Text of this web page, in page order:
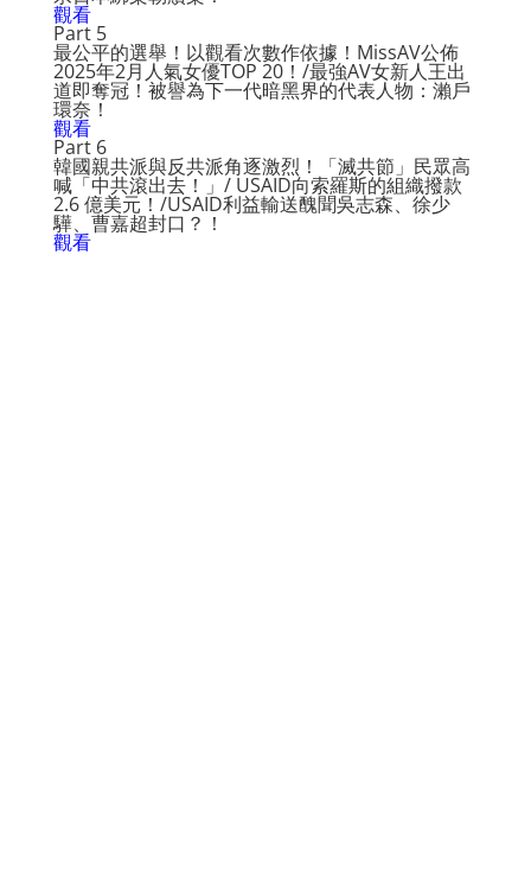
觀看
Part 5
最公平的選舉！以觀看次數作依據！MissAV公佈
2025年2月人氣女優TOP 20！/最強AV女新人王出
道即奪冠！被譽為下一代暗黑界的代表人物：瀨戶
環奈！
觀看
Part 6
韓國親共派與反共派角逐激烈！「滅共節」民眾高
喊「中共滾出去！」/ USAID向索羅斯的組織撥款
2.6 億美元！/USAID利益輸送醜聞吳志森、徐少
驊、曹嘉超封口？！
觀看